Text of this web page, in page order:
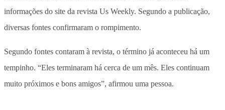
informações do site da revista Us Weekly. Segundo a publicação,
diversas fontes confirmaram o rompimento.
Segundo fontes contaram à revista, o término já aconteceu há um
tempinho. “Eles terminaram há cerca de um mês. Eles continuam
muito próximos e bons amigos”, afirmou uma pessoa.